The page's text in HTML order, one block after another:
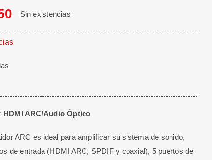
Sin existencias
HDMI ARC/Audio Óptico
ARC es ideal para amplificar su sistema de sonido,
de entrada (HDMI ARC, SPDIF y coaxial), 5 puertos de